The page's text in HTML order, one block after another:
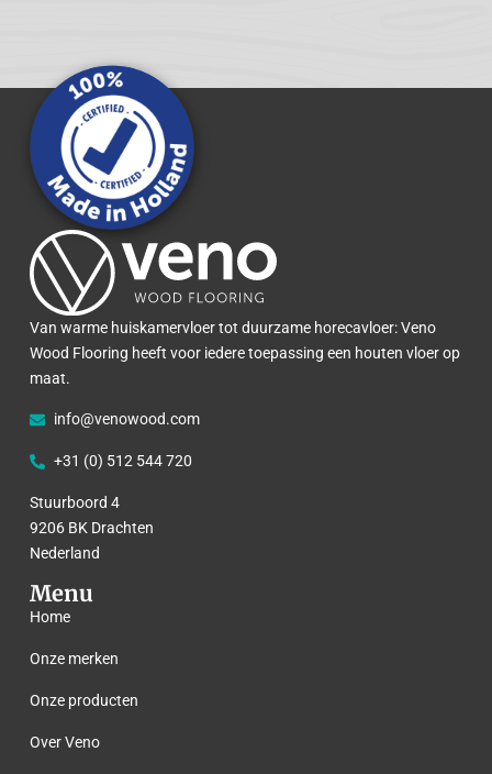
Van warme huiskamervloer tot duurzame horecavloer: Veno
Wood Flooring heeft voor iedere toepassing een houten vloer op
maat.
info@venowood.com
+31 (0) 512 544 720
Stuurboord 4
9206 BK Drachten
Nederland
Menu
Home
Onze merken
Onze producten
Over Veno